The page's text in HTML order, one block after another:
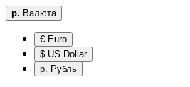
р. Валюта
€ Euro
$ US Dollar
р. Рубль